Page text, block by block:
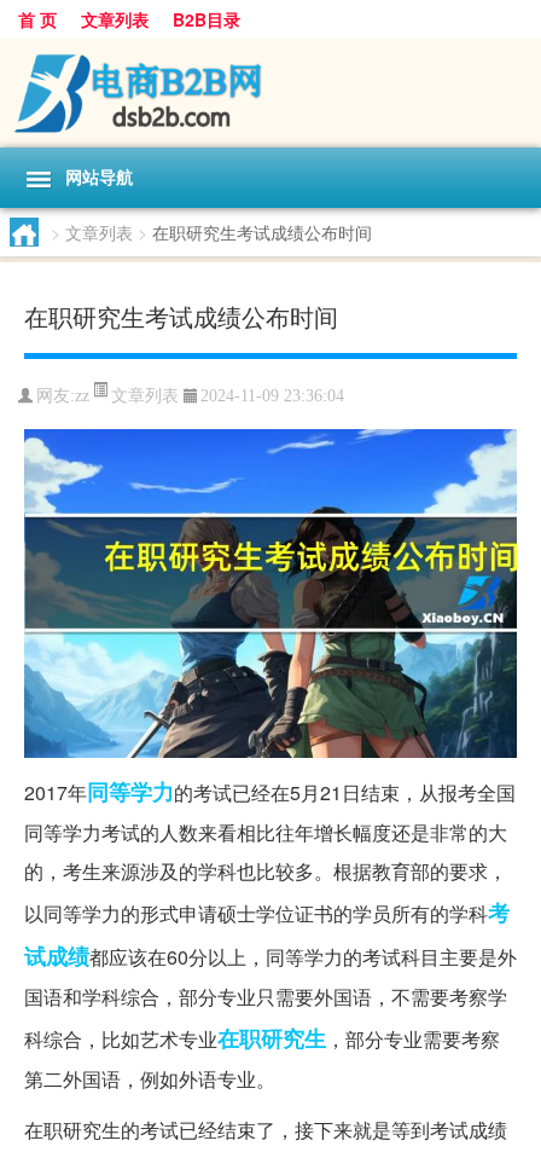
首 页 文章列表 B2B目录
网站导航
> 文章列表 > 在职研究生考试成绩公布时间
在职研究生考试成绩公布时间
网友:zz 文章列表 2024-11-09 23:36:04
2017年同等学力的考试已经在5月21日结束，从报考全国
同等学力考试的人数来看相比往年增长幅度还是非常的大
的，考生来源涉及的学科也比较多。根据教育部的要求，
以同等学力的形式申请硕士学位证书的学员所有的学科考
试成绩都应该在60分以上，同等学力的考试科目主要是外
国语和学科综合，部分专业只需要外国语，不需要考察学
科综合，比如艺术专业在职研究生 ，部分专业需要考察
第二外国语，例如外语专业。
在职研究生的考试已经结束了，接下来就是等到考试成绩